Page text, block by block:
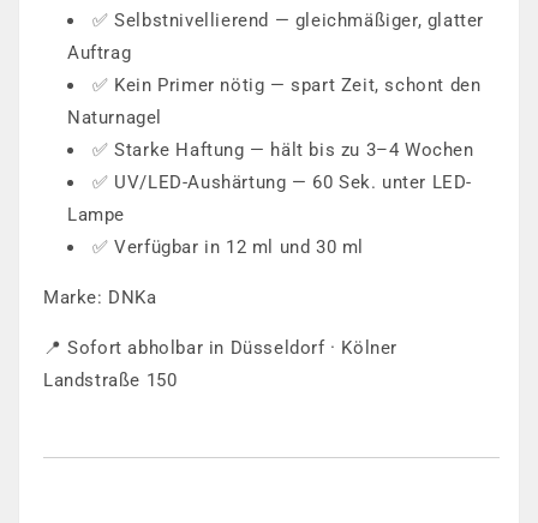
✅ Selbstnivellierend — gleichmäßiger, glatter
Auftrag
✅ Kein Primer nötig — spart Zeit, schont den
Naturnagel
✅ Starke Haftung — hält bis zu 3–4 Wochen
✅ UV/LED-Aushärtung — 60 Sek. unter LED-
Lampe
✅ Verfügbar in 12 ml und 30 ml
Marke: DNKa
📍 Sofort abholbar in Düsseldorf · Kölner
Landstraße 150